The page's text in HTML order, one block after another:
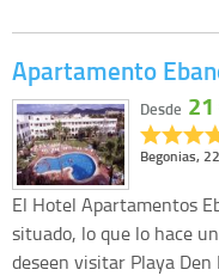
Apartamento
Begonias,
Desde
El Hotel Apartamentos
situado, lo que lo hace
deseen visitar Playa Den